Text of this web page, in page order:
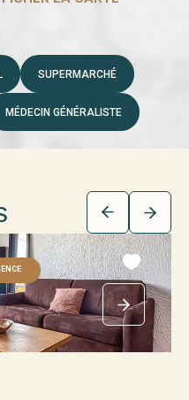
SUPERMARCHÉ
MÉDECIN GÉNÉRALISTE